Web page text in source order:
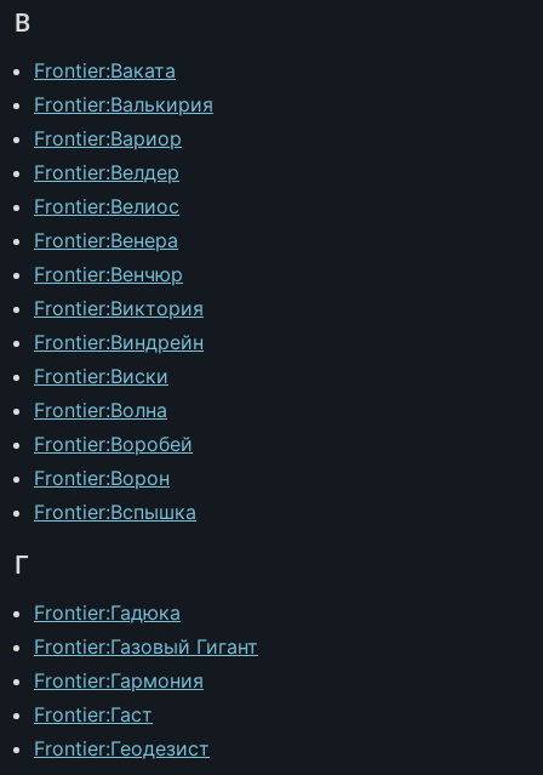
В
Frontier:Ваката
Frontier:Валькирия
Frontier:Вариор
Frontier:Велдер
Frontier:Велиос
Frontier:Венера
Frontier:Венчюр
Frontier:Виктория
Frontier:Виндрейн
Frontier:Виски
Frontier:Волна
Frontier:Воробей
Frontier:Ворон
Frontier:Вспышка
Г
Frontier:Гадюка
Frontier:Газовый Гигант
Frontier:Гармония
Frontier:Гаст
Frontier:Геодезист